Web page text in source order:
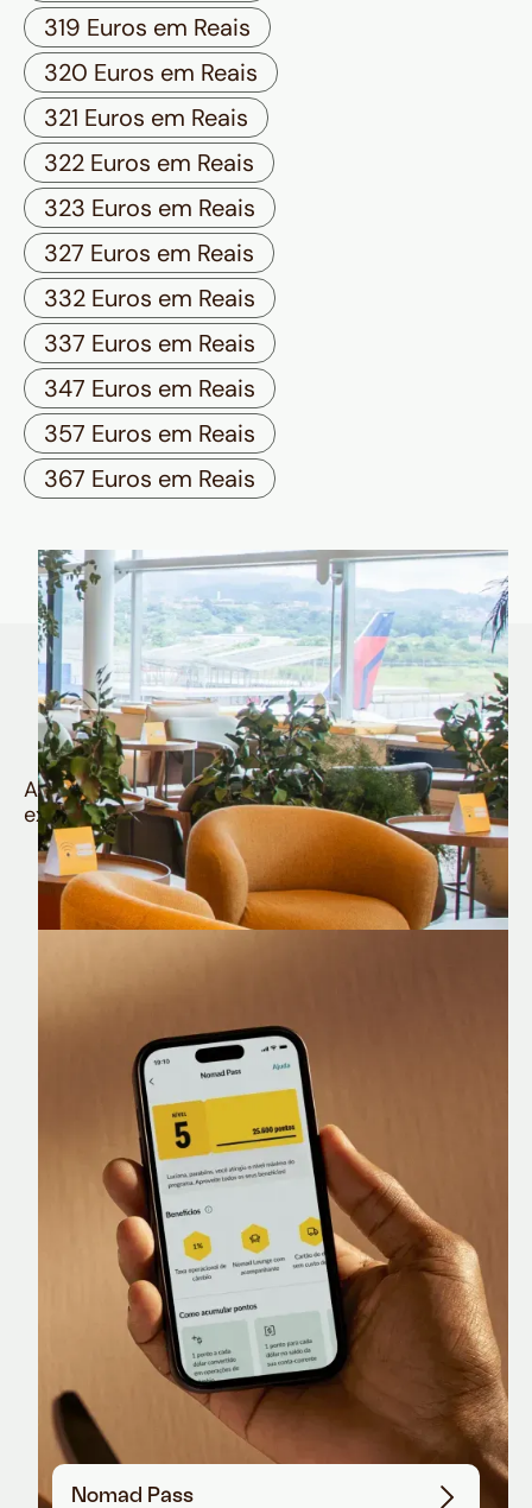
319 Euros em Reais
320 Euros em Reais
321 Euros em Reais
322 Euros em Reais
323 Euros em Reais
327 Euros em Reais
332 Euros em Reais
337 Euros em Reais
347 Euros em Reais
357 Euros em Reais
367 Euros em Reais
Quem é Nomad tem
muito mais
Aproveite todos os benefícios e vantagens
exclusivas da sua Conta Internacional
Nomad Lounge
Sala VIP no Aeroporto de Guarulhos
Nomad Pass